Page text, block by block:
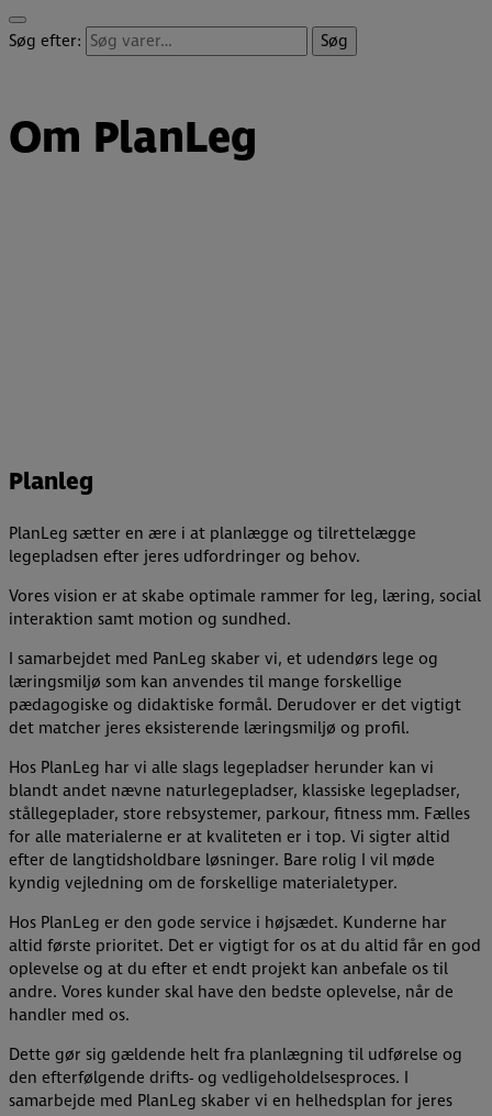
Søg efter: Søg
Om PlanLeg
Planleg
PlanLeg sætter en ære i at planlægge og tilrettelægge
legepladsen efter jeres udfordringer og behov.
Vores vision er at skabe optimale rammer for leg, læring, social
interaktion samt motion og sundhed.
I samarbejdet med PanLeg skaber vi, et udendørs lege og
læringsmiljø som kan anvendes til mange forskellige
pædagogiske og didaktiske formål. Derudover er det vigtigt
det matcher jeres eksisterende læringsmiljø og profil.
Hos PlanLeg har vi alle slags legepladser herunder kan vi
blandt andet nævne naturlegepladser, klassiske legepladser,
stållegeplader, store rebsystemer, parkour, fitness mm. Fælles
for alle materialerne er at kvaliteten er i top. Vi sigter altid
efter de langtidsholdbare løsninger. Bare rolig I vil møde
kyndig vejledning om de forskellige materialetyper.
Hos PlanLeg er den gode service i højsædet. Kunderne har
altid første prioritet. Det er vigtigt for os at du altid får en god
oplevelse og at du efter et endt projekt kan anbefale os til
andre. Vores kunder skal have den bedste oplevelse, når de
handler med os.
Dette gør sig gældende helt fra planlægning til udførelse og
den efterfølgende drifts- og vedligeholdelsesproces. I
samarbejde med PlanLeg skaber vi en helhedsplan for jeres